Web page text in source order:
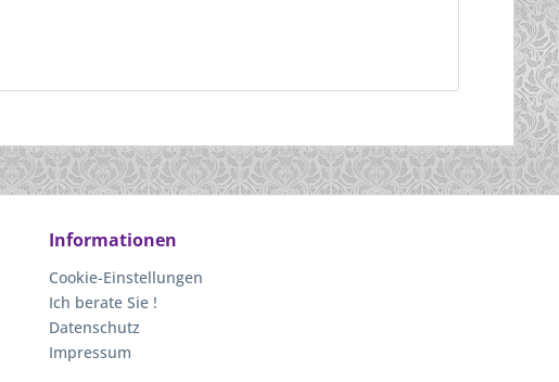
Informationen
Cookie-Einstellungen
Ich berate Sie !
Datenschutz
Impressum